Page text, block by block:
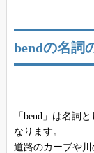
bendの名詞
「bend」は名詞
なります。
道路のカーブや